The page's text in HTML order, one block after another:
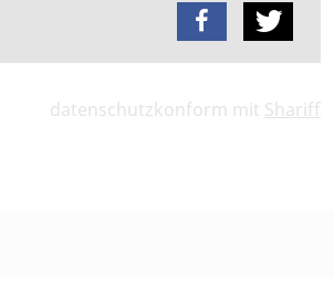
datenschutzkonform mit Shariff